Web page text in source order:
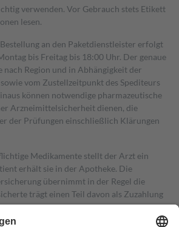
verwenden. Vor Gebrauch stets Etikett
lesen.
an den Paketdienstleister erfolgt
bis Freitag bis 18:00 Uhr. Der genaue
nach Region und in Abhängigkeit der
vom Zustellzeitpunkt des Spediteurs
können notwendige pharmazeutische
Arzneimittelsicherheit dienen, die
der Prüfungen einschließlich Klärungen
Medikamente stellt der Arzt ein
erhält sie in der Apotheke. Die
übernimmt in der Regel die
trägt einen Teil davon als Zuzahlung
Zuzahlungen in Höhe von zehn